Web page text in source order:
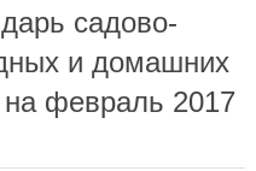
садово-
и домашних
на февраль 2017